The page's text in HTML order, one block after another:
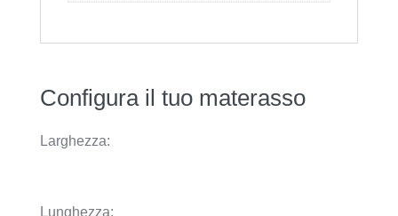
Configura il tuo materasso
Larghezza:
Lunghezza: